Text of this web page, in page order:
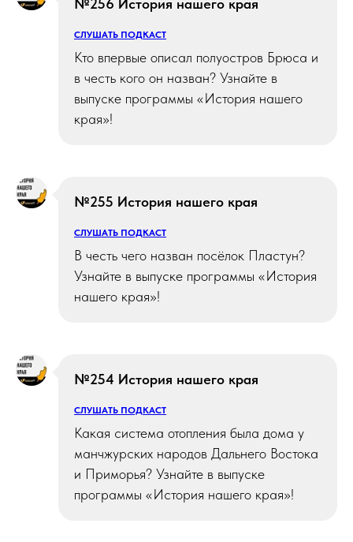
№256 История нашего края
СЛУШАТЬ ПОДКАСТ
Кто впервые описал полуостров Брюса и
в честь кого он назван? Узнайте в
выпуске программы «История нашего
края»!
№255 История нашего края
СЛУШАТЬ ПОДКАСТ
В честь чего назван посёлок Пластун?
Узнайте в выпуске программы «История
нашего края»!
№254 История нашего края
СЛУШАТЬ ПОДКАСТ
Какая система отопления была дома у
манчжурских народов Дальнего Востока
и Приморья? Узнайте в выпуске
программы «История нашего края»!